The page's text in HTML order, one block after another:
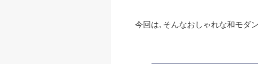
今回は, そんなおしゃれな和モダ